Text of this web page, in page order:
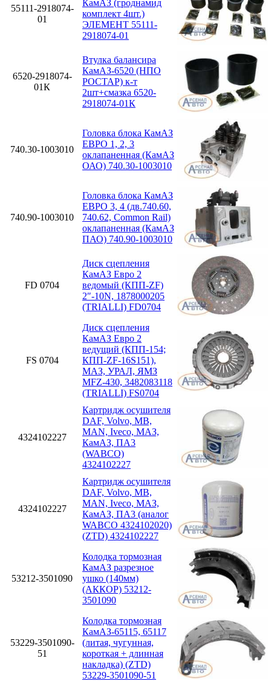
55111-2918074-
01
КамАЗ (гроднамид
комплект 4шт.)
ЭЛЕМЕНТ 55111-
2918074-01
6520-2918074-
01К
Втулка балансира
КамАЗ-6520 (НПО
РОСТАР) к-т
2шт+смазка 6520-
2918074-01К
740.30-1003010
Головка блока КамАЗ
ЕВРО 1, 2, 3
оклапаненная (КамАЗ
ОАО) 740.30-1003010
740.90-1003010
Головка блока КамАЗ
ЕВРО 3, 4 (дв.740.60,
740.62, Common Rail)
оклапаненная (КамАЗ
ПАО) 740.90-1003010
FD 0704
Диск сцепления
КамАЗ Евро 2
ведомый (КПП-ZF)
2″-10N, 1878000205
(TRIALLI) FD0704
FS 0704
Диск сцепления
КамАЗ Евро 2
ведущий (КПП-154;
КПП-ZF-16S151),
МАЗ, УРАЛ, ЯМЗ
MFZ-430, 3482083118
(TRIALLI) FS0704
4324102227
Картридж осушителя
DAF, Volvo, MB,
MAN, Iveco, МАЗ,
КамАЗ, ПА3
(WABCO)
4324102227
4324102227
Картридж осушителя
DAF, Volvo, MB,
MAN, Iveco, МАЗ,
КамАЗ, ПА3 (аналог
WABCO 4324102020)
(ZTD) 4324102227
53212-3501090
Колодка тормозная
КамАЗ разрезное
ушко (140мм)
(АККОР) 53212-
3501090
53229-3501090-
51
Колодка тормозная
КамАЗ-65115, 65117
(литая, чугунная,
короткая + длинная
накладка) (ZTD)
53229-3501090-51